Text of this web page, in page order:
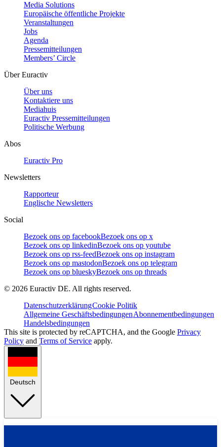
Media Solutions
Europäische öffentliche Projekte
Veranstaltungen
Jobs
Agenda
Pressemitteilungen
Members’ Circle
Über Euractiv
Über uns
Kontaktiere uns
Mediahuis
Euractiv Pressemitteilungen
Politische Werbung
Abos
Euractiv Pro
Newsletters
Rapporteur
Englische Newsletters
Social
Bezoek ons op facebookBezoek ons op x
Bezoek ons op linkedinBezoek ons op youtube
Bezoek ons op rss-feedBezoek ons op instagram
Bezoek ons op mastodonBezoek ons op telegram
Bezoek ons op blueskyBezoek ons op threads
© 2026 Euractiv DE. All rights reserved.
DatenschutzerklärungCookie Politik
Allgemeine GeschäftsbedingungenAbonnementbedingungen
Handelsbedingungen
This site is protected by reCAPTCHA, and the Google Privacy
Policy and Terms of Service apply.
Deutsch